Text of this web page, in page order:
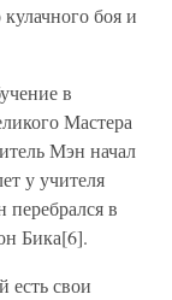
боя и
в
Мастера
Мэн начал
у учителя
в
Бика[6].
есть свои